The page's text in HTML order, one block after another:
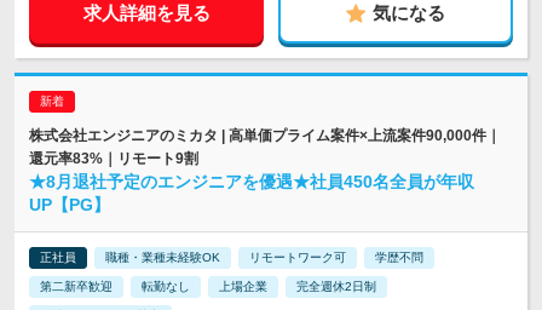
求人詳細を見る 気になる
株式会社エンジニアのミカタ | 高単価プライム案件×上流案件90,000件｜
還元率83%｜リモート9割
★8月退社予定のエンジニアを優遇★社員450名全員が年収
UP【PG】
正社員 職種・業種未経験OK リモートワーク可 学歴不問
第二新卒歓迎 転勤なし 上場企業 完全週休2日制